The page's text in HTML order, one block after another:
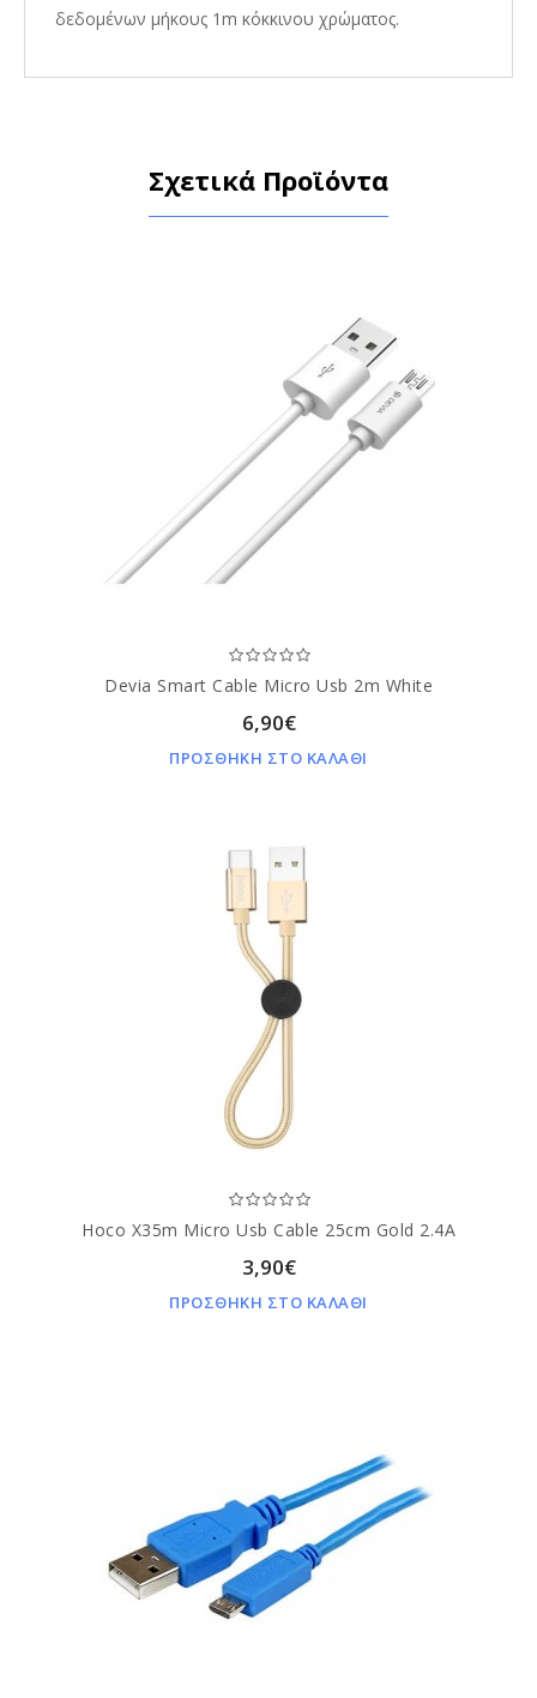
δεδομένων μήκους 1m κόκκινου χρώματος.
Σχετικά Προϊόντα
Devia Smart Cable Micro Usb 2m White
6,90€
ΠΡΟΣΘΗΚΗ ΣΤΟ ΚΑΛΑΘΙ
Hoco X35m Micro Usb Cable 25cm Gold 2.4A
3,90€
ΠΡΟΣΘΗΚΗ ΣΤΟ ΚΑΛΑΘΙ